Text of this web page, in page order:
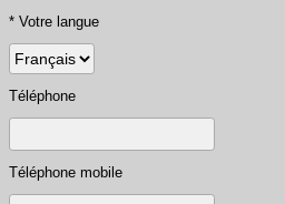
* Votre langue
Téléphone
Téléphone mobile